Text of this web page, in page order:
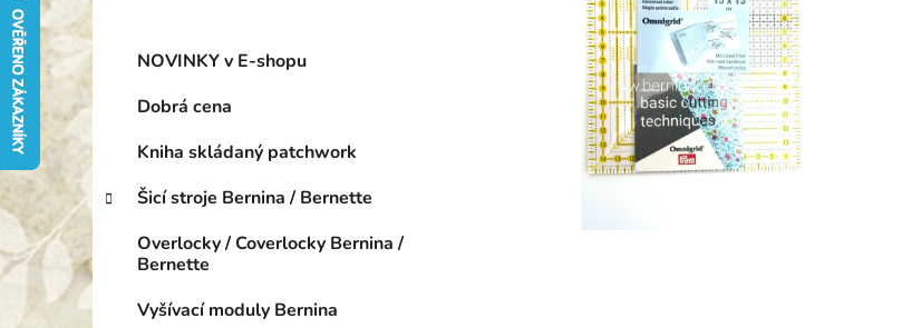
r
í
a
e
Přeskočit
kategorie
K
g
o
i
NOVINKY v E-shopu
Dobrá cena
Kniha skládaný patchwork
Šicí stroje Bernina / Bernette
Overlocky / Coverlocky Bernina /
Bernette
Vyšívací moduly Bernina